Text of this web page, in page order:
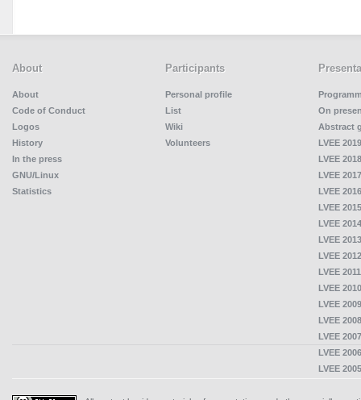
About
About
Code of Conduct
Logos
History
In the press
GNU/Linux
Statistics
Participants
Personal profile
List
Wiki
Volunteers
On
Abstract
LVEE
LVEE
LVEE
LVEE
LVEE
LVEE
LVEE
LVEE
LVEE
LVEE
LVEE
LVEE
LVEE
LVEE
LVEE